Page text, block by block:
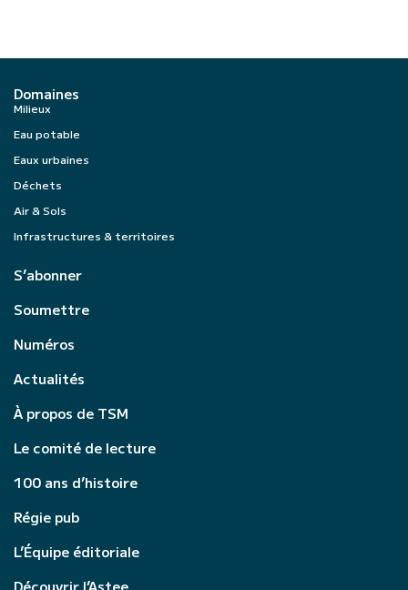
Domaines
Milieux
Eau potable
Eaux urbaines
Déchets
Air & Sols
Infrastructures & territoires
S’abonner
Soumettre
Numéros
Actualités
À propos de TSM
Le comité de lecture
100 ans d’histoire
Régie pub
L’Équipe éditoriale
Découvrir l’Astee